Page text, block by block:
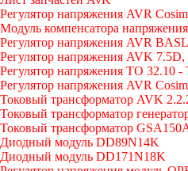
Регулятор напряжения AVR
Модуль компенсатора
Регулятор напряжения AVR
Регулятор напряжения AVK
Регулятор напряжения TO 32.10 -
Регулятор напряжения AVR
Токовый трансформатор AVK
Токовый трансформатор
Токовый трансформатор
Диодный модуль DD89N14K
Диодный модуль DD171N18K